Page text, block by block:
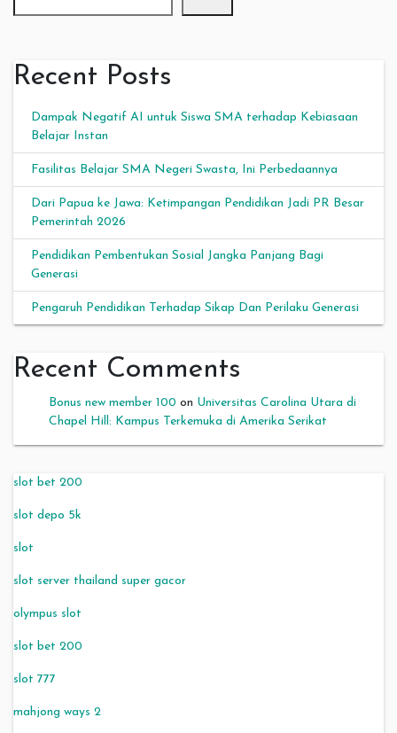
Recent Posts
Dampak Negatif AI untuk Siswa SMA terhadap Kebiasaan
Belajar Instan
Fasilitas Belajar SMA Negeri Swasta, Ini Perbedaannya
Dari Papua ke Jawa: Ketimpangan Pendidikan Jadi PR Besar
Pemerintah 2026
Pendidikan Pembentukan Sosial Jangka Panjang Bagi
Generasi
Pengaruh Pendidikan Terhadap Sikap Dan Perilaku Generasi
Recent Comments
Bonus new member 100 on Universitas Carolina Utara di
Chapel Hill: Kampus Terkemuka di Amerika Serikat
slot bet 200
slot depo 5k
slot
slot server thailand super gacor
olympus slot
slot bet 200
slot 777
mahjong ways 2